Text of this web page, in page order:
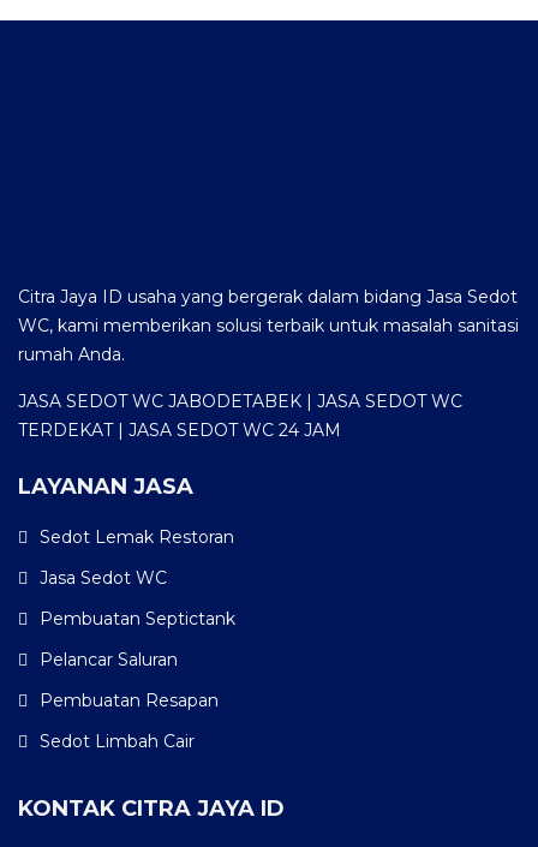
Citra Jaya ID usaha yang bergerak dalam bidang Jasa Sedot
WC, kami memberikan solusi terbaik untuk masalah sanitasi
rumah Anda.
JASA SEDOT WC JABODETABEK | JASA SEDOT WC
TERDEKAT | JASA SEDOT WC 24 JAM
LAYANAN JASA
Sedot Lemak Restoran
Jasa Sedot WC
Pembuatan Septictank
Pelancar Saluran
Pembuatan Resapan
Sedot Limbah Cair
KONTAK CITRA JAYA ID